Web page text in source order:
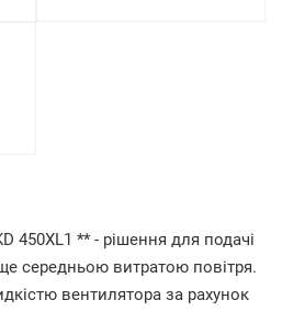
450XL1 ** - рішення для подачі
середньою витратою повітря.
вентилятора за рахунок